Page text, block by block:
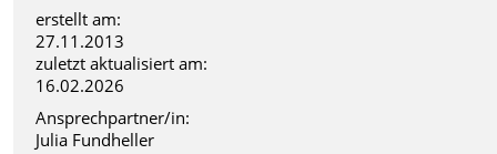
erstellt am:
27.11.2013
zuletzt aktualisiert am:
16.02.2026
Ansprechpartner/in:
Julia Fundheller